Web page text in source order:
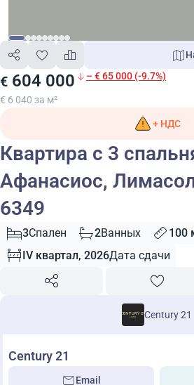
€ 604 000 – € 65 000 (-9.7%)
€ 6 040 за м²
+ НДС
Квартира с 3
Афанасиос,
6349
3Спален 2Ванных 100
IV квартал, 2026Дата сдачи
Century 21
Century 21
Email